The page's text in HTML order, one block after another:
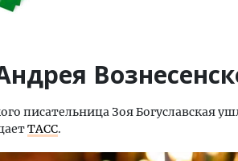
писательница Зоя Богуславская
ТАСС.